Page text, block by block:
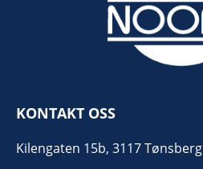
KONTAKT OSS
Kilengaten 15b, 3117 Tønsberg